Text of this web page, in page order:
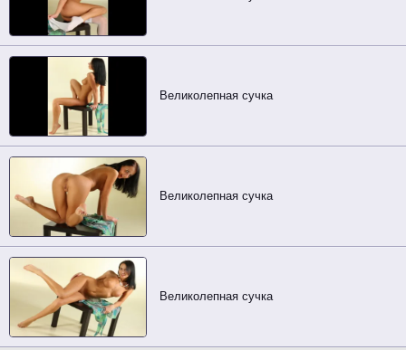
Великолепная сучка
Великолепная сучка
Великолепная сучка